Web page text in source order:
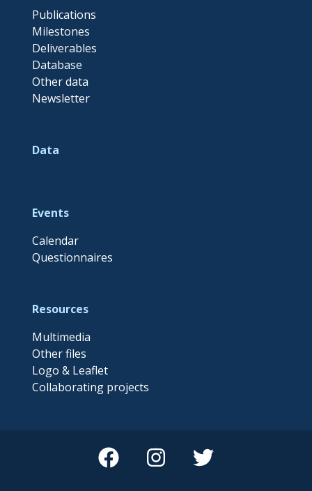
Publications
Milestones
Deliverables
Database
Other data
Newsletter
Data
Events
Calendar
Questionnaires
Resources
Multimedia
Other files
Logo & Leaflet
Collaborating projects